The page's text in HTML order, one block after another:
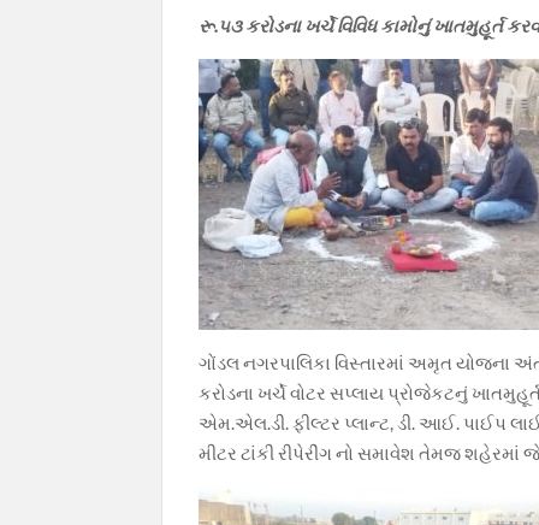
રૂ.૫૩ કરોડના ખર્ચે વિવિધ કામોનું ખાતમુહૂર્ત
ગોંડલ નગરપાલિકા વિસ્તારમાં અમૃત યોજના
કરોડના ખર્ચે વોટર સપ્લાય પ્રોજેકટનું
એમ.એલ.ડી. ફીલ્ટર પ્લાન્ટ, ડી. આઈ. પાઈપ
મીટર ટાંકી રીપેરીંગ નો સમાવેશ તેમજ શહેરમાં